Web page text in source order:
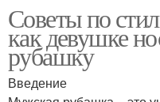
Советы по
как девушке
рубашку
Введение